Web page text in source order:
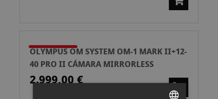
OLYMPUS OM SYSTEM OM-1 MARK II+12-
40 PRO II CÁMARA MIRRORLESS
2.999,00 €